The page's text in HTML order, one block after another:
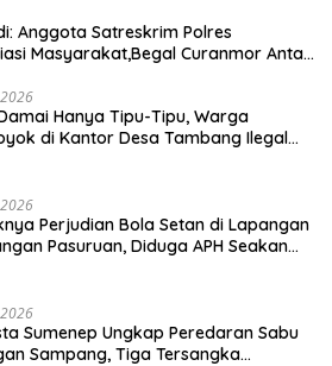
Anggota Satreskrim Polres
Masyarakat,Begal Curanmor Antar
Hanya Tipu-Tipu, Warga
di Kantor Desa Tambang Ilegal
Perjudian Bola Setan di Lapangan
Pasuruan, Diduga APH Seakan
Sumenep Ungkap Peredaran Sabu
Sampang, Tiga Tersangka